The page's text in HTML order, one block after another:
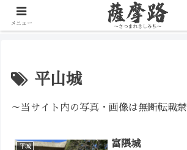
写真で辿る薩摩の歴史
平山城
～当サイト内の写真・画像は無断転載
平城 富隈城
メニュー